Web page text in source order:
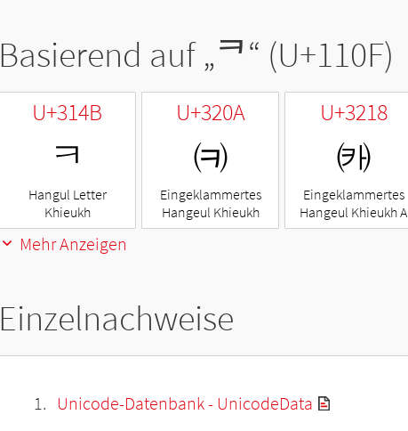
Basierend auf „ᄏ“ (U+110F)
U+314B
ㅋ
Hangul Letter
Khieukh
U+320A
㈊
Eingeklammertes
Hangeul Khieukh
U+3218
㈘
Eingeklammertes
Hangeul Khieukh A
Mehr Anzeigen
Einzelnachweise
Unicode-Datenbank - UnicodeData